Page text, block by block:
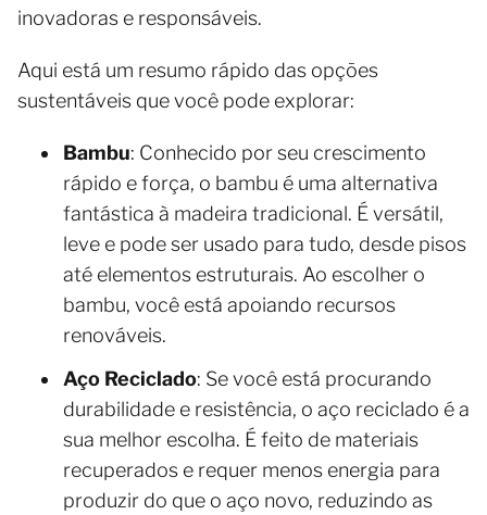
inovadoras e responsáveis.
Aqui está um resumo rápido das opções
sustentáveis que você pode explorar:
Bambu: Conhecido por seu crescimento
rápido e força, o bambu é uma alternativa
fantástica à madeira tradicional. É versátil,
leve e pode ser usado para tudo, desde pisos
até elementos estruturais. Ao escolher o
bambu, você está apoiando recursos
renováveis.
Aço Reciclado: Se você está procurando
durabilidade e resistência, o aço reciclado é a
sua melhor escolha. É feito de materiais
recuperados e requer menos energia para
produzir do que o aço novo, reduzindo as